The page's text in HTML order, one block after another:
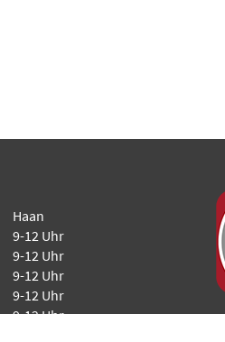
Haan
9-12 Uhr
9-12 Uhr
9-12 Uhr
9-12 Uhr
9-12 Uhr